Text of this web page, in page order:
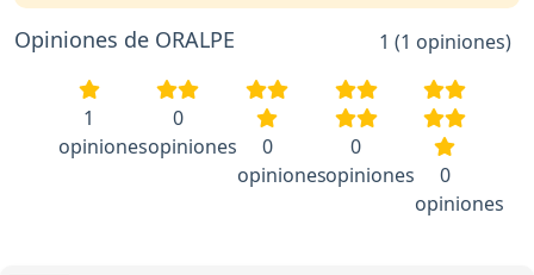
Opiniones de ORALPE 1 (1 opiniones)
1
opiniones
0
opiniones
0
opiniones
0
opiniones
0
opiniones